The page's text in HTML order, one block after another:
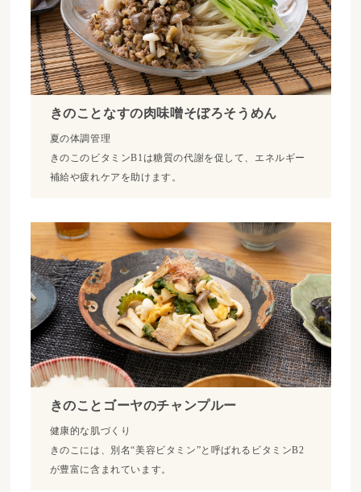
きのことなすの肉味噌そぼろそうめん
夏の体調管理
きのこのビタミンB1は糖質の代謝を促して、エネルギー
補給や疲れケアを助けます。
きのことゴーヤのチャンプルー
健康的な肌づくり
きのこには、別名“美容ビタミン”と呼ばれるビタミンB2
が豊富に含まれています。